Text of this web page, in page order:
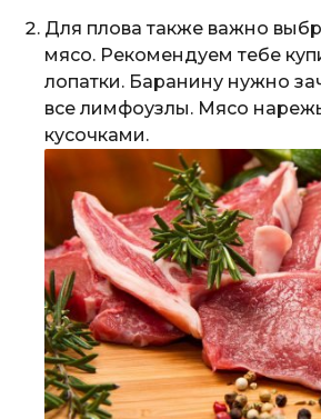
Для плова также важно
мясо. Рекомендуем тебе
лопатки. Баранину нужно
все лимфоузлы. Мясо
кусочками.